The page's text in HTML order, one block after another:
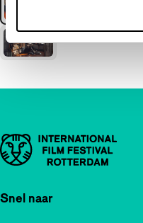
Belangrijke links
Snel naar